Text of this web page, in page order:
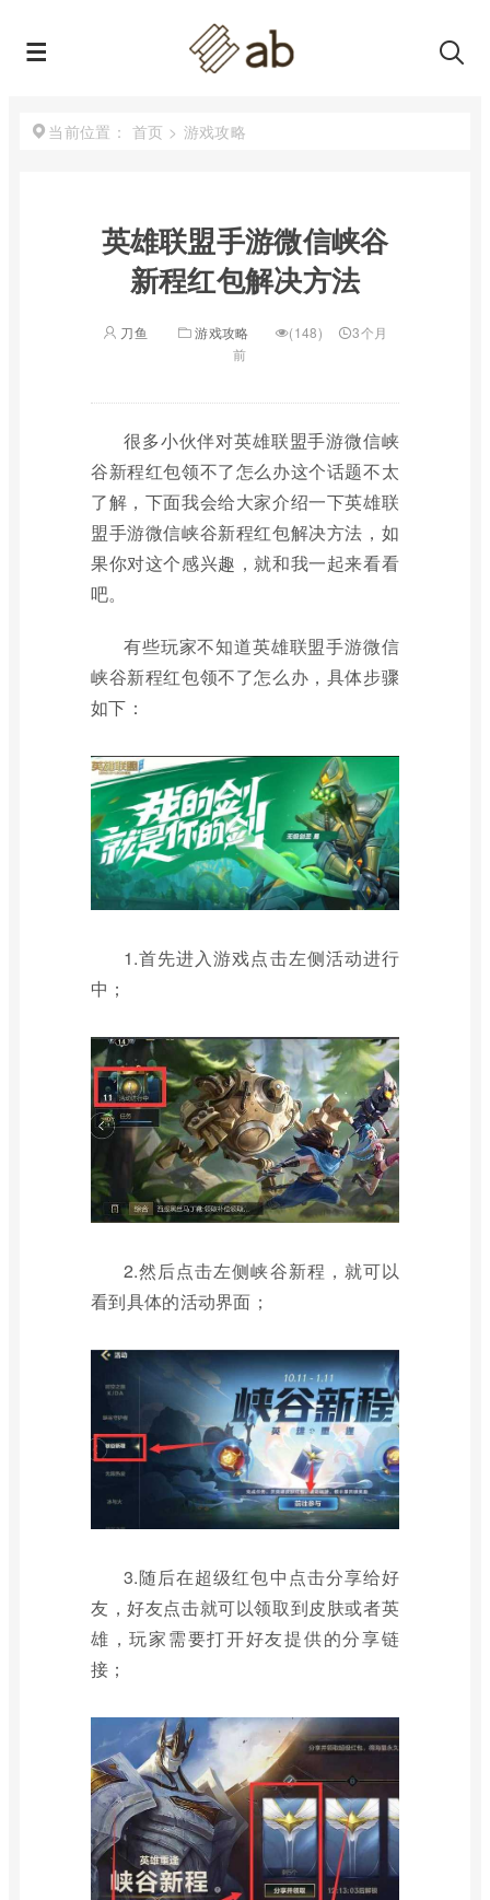
当前位置： 首页 > 游戏攻略
英雄联盟手游微信峡谷
新程红包解决方法
刀鱼 游戏攻略 (148)
3个月
前
很多小伙伴对英雄联盟手游微信峡
谷新程红包领不了怎么办这个话题不太
了解，下面我会给大家介绍一下英雄联
盟手游微信峡谷新程红包解决方法，如
果你对这个感兴趣，就和我一起来看看
吧。
有些玩家不知道英雄联盟手游微信
峡谷新程红包领不了怎么办，具体步骤
如下：
1.首先进入游戏点击左侧活动进行
中；
2.然后点击左侧峡谷新程，就可以
看到具体的活动界面；
3.随后在超级红包中点击分享给好
友，好友点击就可以领取到皮肤或者英
雄，玩家需要打开好友提供的分享链
接；